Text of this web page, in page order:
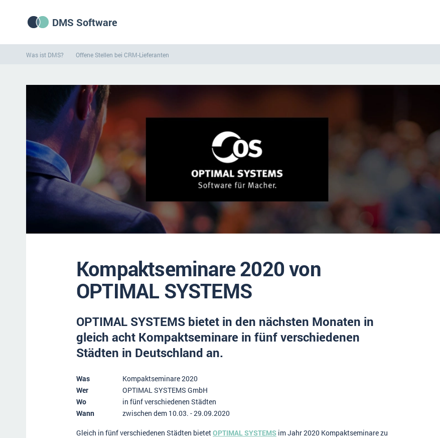
DMS Software
Was ist DMS? Offene Stellen bei CRM-Lieferanten
Kompaktseminare 2020 von
OPTIMAL SYSTEMS
OPTIMAL SYSTEMS bietet in den nächsten Monaten in
gleich acht Kompaktseminare in fünf verschiedenen
Städten in Deutschland an.
Was
Kompaktseminare 2020
Wer
OPTIMAL SYSTEMS GmbH
Wo
in fünf verschiedenen Städten
Wann
zwischen dem 10.03. - 29.09.2020
Gleich in fünf verschiedenen Städten bietetOPTIMAL SYSTEMS im Jahr 2020 Kompaktseminare zu